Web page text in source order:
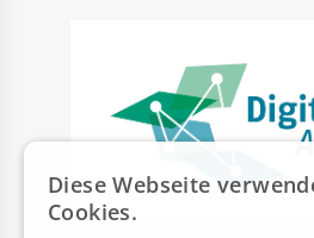
Diese Webseite
Cookies.